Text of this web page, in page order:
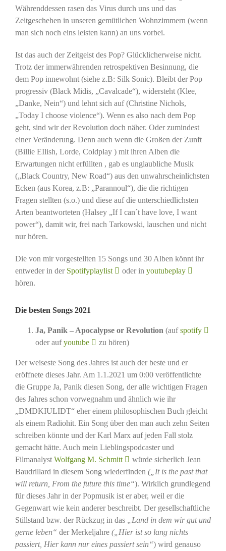
Währenddessen rasen das Virus durch uns und das
Zeitgeschehen in unseren gemütlichen Wohnzimmern (wenn
man sich noch eins leisten kann) an uns vorbei.
Ist das auch der Zeitgeist des Pop? Glücklicherweise nicht.
Trotz der immerwährenden retrospektiven Besinnung, die
dem Pop innewohnt (siehe z.B: Silk Sonic). Bleibt der Pop
progressiv (Black Midis, „Cavalcade“), widersteht (Klee,
„Danke, Nein“) und lehnt sich auf (Christine Nichols,
„Today I choose violence“). Wenn es also nach dem Pop
geht, sind wir der Revolution doch näher. Oder zumindest
einer Veränderung. Denn auch wenn die Großen der Zunft
(Billie EIlish, Lorde, Coldplay ) mit ihren Alben die
Erwartungen nicht erfüllten , gab es unglaubliche Musik
(„Black Country, New Road“) aus den unwahrscheinlichsten
Ecken (aus Korea, z.B: „Parannoul“), die die richtigen
Fragen stellten (s.o.) und diese auf die unterschiedlichsten
Arten beantworteten (Halsey „If I can´t have love, I want
power“), damit wir, frei nach Tarkowski, lauschen und nicht
nur hören.
Die von mir vorgestellten 15 Songs und 30 Alben könnt ihr
entweder in der Spotifyplaylist oder in youtubeplay
hören.
Die besten Songs 2021
Ja, Panik – Apocalypse or Revolution (aufspotify
oder aufyoutube zu hören)
Der weiseste Song des Jahres ist auch der beste und er
eröffnete dieses Jahr. Am 1.1.2021 um 0:00 veröffentlichte
die Gruppe Ja, Panik diesen Song, der alle wichtigen Fragen
des Jahres schon vorwegnahm und ähnlich wie ihr
„DMDKIULIDT“ eher einem philosophischen Buch gleicht
als einem Radiohit. Ein Song über den man auch zehn Seiten
schreiben könnte und der Karl Marx auf jeden Fall stolz
gemacht hätte. Auch mein Lieblingspodcaster und
Filmanalyst Wolfgang M. Schmitt
würde sicherlich Jean
Baudrillard in diesem Song wiederfinden („It is the past that
will return, From the future this time“). Wirklich grundlegend
für dieses Jahr in der Popmusik ist er aber, weil er die
Gegenwart wie kein anderer beschreibt. Der gesellschaftliche
Stillstand bzw. der Rückzug in das
„Land in dem wir gut und
gerne leben“ der Merkeljahre („Hier ist so lang nichts
passiert, Hier kann nur eines passiert sein“) wird genauso